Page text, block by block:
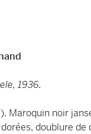
1936.
Maroquin noir
doublure de